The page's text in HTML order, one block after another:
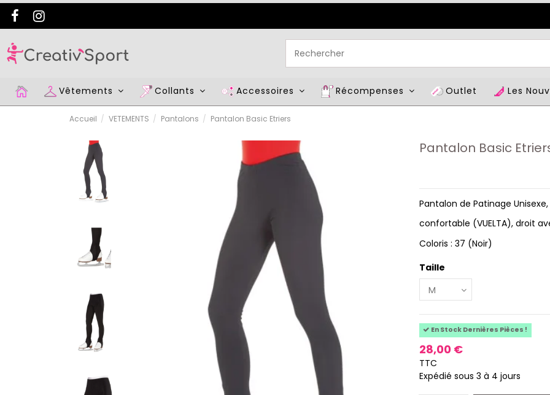
Vêtements Collants Accessoires Récompenses Outlet Les
Accueil VETEMENTS Pantalons Pantalon Basic Etriers
Pantalon Basic
Pantalon de Patinage
confortable (VUELTA), droit
Coloris : 37 (Noir)
Taille
En Stock Dernières Pièces !
28,00 €
TTC
Expédié sous 3 à 4 jours